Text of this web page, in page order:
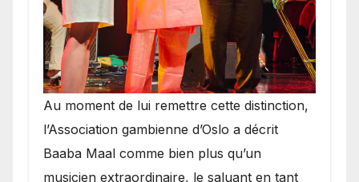
​Au moment de lui remettre cette distinction,
l’Association gambienne d’Oslo a décrit
Baaba Maal comme bien plus qu’un
musicien extraordinaire, le saluant en tant